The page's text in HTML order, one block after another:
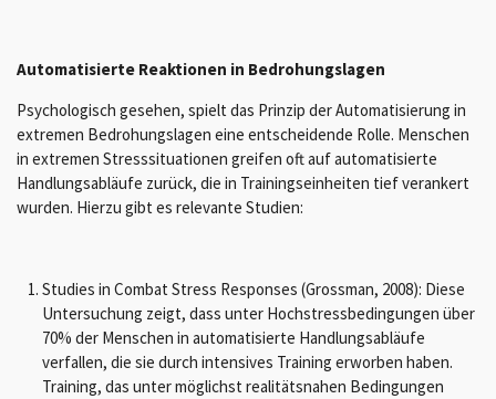
Automatisierte Reaktionen in Bedrohungslagen
Psychologisch gesehen, spielt das Prinzip der Automatisierung in
extremen Bedrohungslagen eine entscheidende Rolle. Menschen
in extremen Stresssituationen greifen oft auf automatisierte
Handlungsabläufe zurück, die in Trainingseinheiten tief verankert
wurden. Hierzu gibt es relevante Studien:
Studies in Combat Stress Responses (Grossman, 2008): Diese
Untersuchung zeigt, dass unter Hochstressbedingungen über
70% der Menschen in automatisierte Handlungsabläufe
verfallen, die sie durch intensives Training erworben haben.
Training, das unter möglichst realitätsnahen Bedingungen